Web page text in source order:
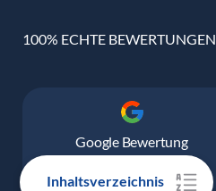
Inhaltsverzeichnis
100% ECHTE BEWERTUNGEN
Google Bewertung
4.9